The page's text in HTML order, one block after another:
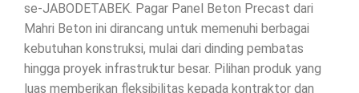
se-JABODETABEK. Pagar Panel Beton Precast dari
Mahri Beton ini dirancang untuk memenuhi berbagai
kebutuhan konstruksi, mulai dari dinding pembatas
hingga proyek infrastruktur besar. Pilihan produk yang
luas memberikan fleksibilitas kepada kontraktor dan